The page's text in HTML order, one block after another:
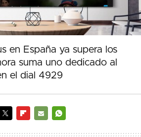
en España ya supera los
suma uno dedicado al
el dial 4929